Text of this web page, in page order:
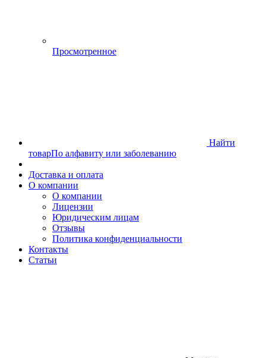
Просмотренное
Найти
товарПо алфавиту или заболеванию
Доставка и оплата
О компании
О компании
Лицензии
Юридическим лицам
Отзывы
Политика конфиденциальности
Контакты
Статьи